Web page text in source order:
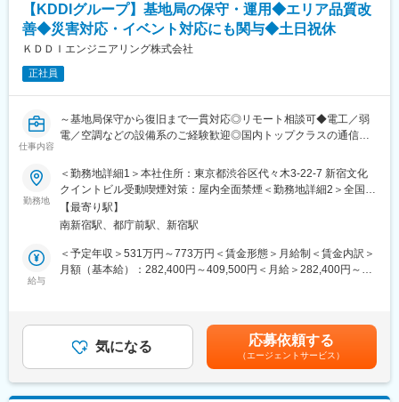
格・ITパスポートなど）
・資格取得に向けた受験費用の補助を行っています。
・取得後は資格手当も支給。
変更の範囲：会社の定める業務
理/省エネなど様々なニーズに対応することが可能です！
■就業時間（例）：
（1） 9：00～18：00（休憩1h）勤務
す。
当社はPM、BM,ビルメンテナンスまで一貫して自社で実施してお
り、将来的にビルマネジメント（同部署での昇格により可）や別
部署でのPMへのキャリアアップなどが可能です。
■組織体制：
1拠点あたり3～20名体制となっております。
勤務地はお住まいを考慮の上決定いたします。
ストック型収益積層ビジネスをはじめ、金融、ホテル、出版、高
齢者支援・保育なども手掛ける「総合生活文化企業」です。
・住宅管理戸数73.2万戸
【KDDIグループ】基地局の保守・運用◆エリア品質改
善◆災害対応・イベント対応にも関与◆土日祝休
ＫＤＤＩエンジニアリング株式会社
正社員
仕事内容
～基地局保守から復旧まで一貫対応◎リモート相談可◆電工／弱
電／空調などの設備系のご経験歓迎◎国内トップクラスの通信キ
■採用背景
au携帯電話サービスの安定稼働のため基地局設備の運用保守業
務、年間を通したイベントや災害対応（車載基地局の設営や運
営）、基地局建物オーナー様からの各種申告対応等さまざまな業
務を行っています。
・現在親会社出向社員・派遣社員の稼働に頼っている状況にあり
ます。サービスの品質を落とすことなく、基地局設備の運用保守
■業務概要：
・2030年に実現する社会への提供価値として『VISION2030：
勤務地
＜勤務地詳細1＞本社住所：東京都渋谷区代々木3-22-7 新宿文化
クイントビル受動喫煙対策：屋内全面禁煙＜勤務地詳細2＞全国拠
点住所：札幌・仙台・小山・東京（多摩、新宿）・名古屋・金
沢・大阪・広島・高松・福岡・宮崎 受動喫煙対策：屋内全面禁煙
【最寄り駅】
南新宿駅、都庁前駅、新宿駅
給与
＜予定年収＞531万円～773万円＜賃金形態＞月給制＜賃金内訳＞
月額（基本給）：282,400円～409,500円＜月給＞282,400円～
ります。※年収：賞与含む、残業代月20h含む、諸手当含まず。■
昇給年1回（10月)■賞与年2回（6月・12月）賃金はあくまでも目
安の金額であり、選考を通じて上下する可能性があります。月給
(月額)は固定手当を含めた表記です。
気になる 応募依頼する
（エージェントサービス）